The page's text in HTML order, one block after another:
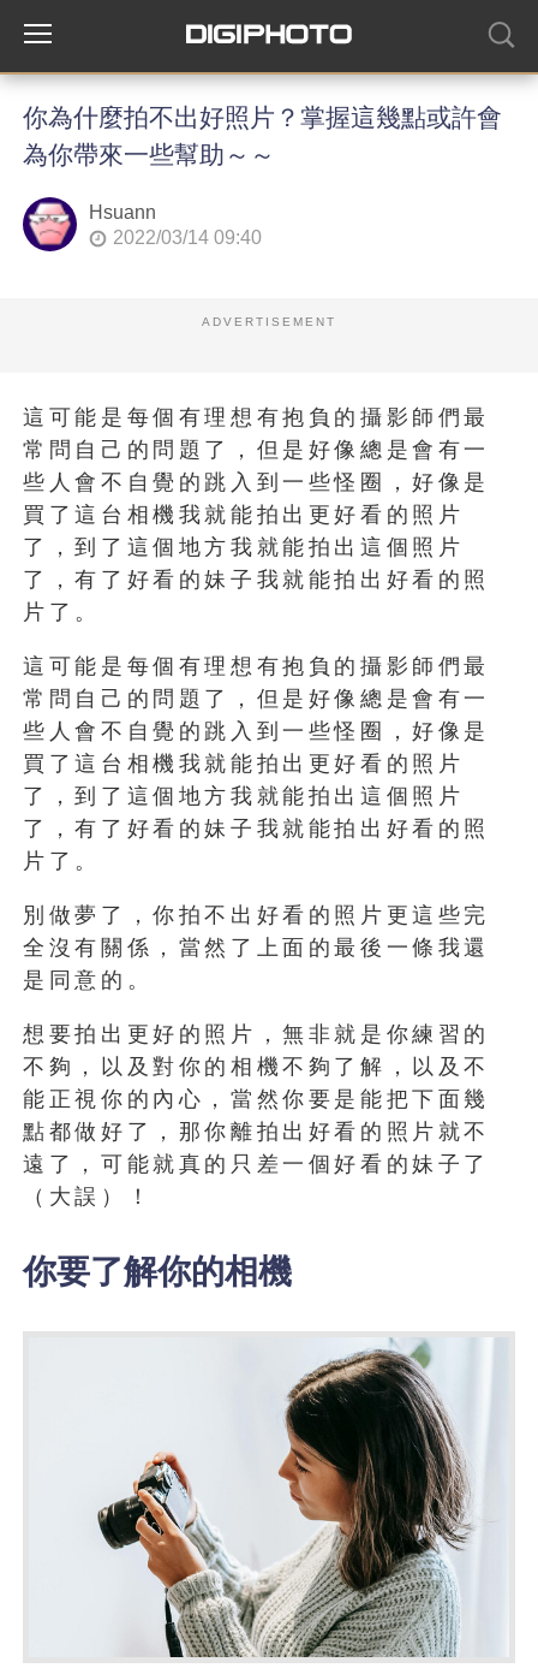
你為什麼拍不出好照片？掌握這幾點或許會
為你帶來一些幫助～～
Hsuann
2022/03/14 09:40
ADVERTISEMENT
這可能是每個有理想有抱負的攝影師們最
常問自己的問題了，但是好像總是會有一
些人會不自覺的跳入到一些怪圈，好像是
買了這台相機我就能拍出更好看的照片
了，到了這個地方我就能拍出這個照片
了，有了好看的妹子我就能拍出好看的照
片了。
這可能是每個有理想有抱負的攝影師們最
常問自己的問題了，但是好像總是會有一
些人會不自覺的跳入到一些怪圈，好像是
買了這台相機我就能拍出更好看的照片
了，到了這個地方我就能拍出這個照片
了，有了好看的妹子我就能拍出好看的照
片了。
別做夢了，你拍不出好看的照片更這些完
全沒有關係，當然了上面的最後一條我還
是同意的。
想要拍出更好的照片，無非就是你練習的
不夠，以及對你的相機不夠了解，以及不
能正視你的內心，當然你要是能把下面幾
點都做好了，那你離拍出好看的照片就不
遠了，可能就真的只差一個好看的妹子了
（大誤）！
你要了解你的相機